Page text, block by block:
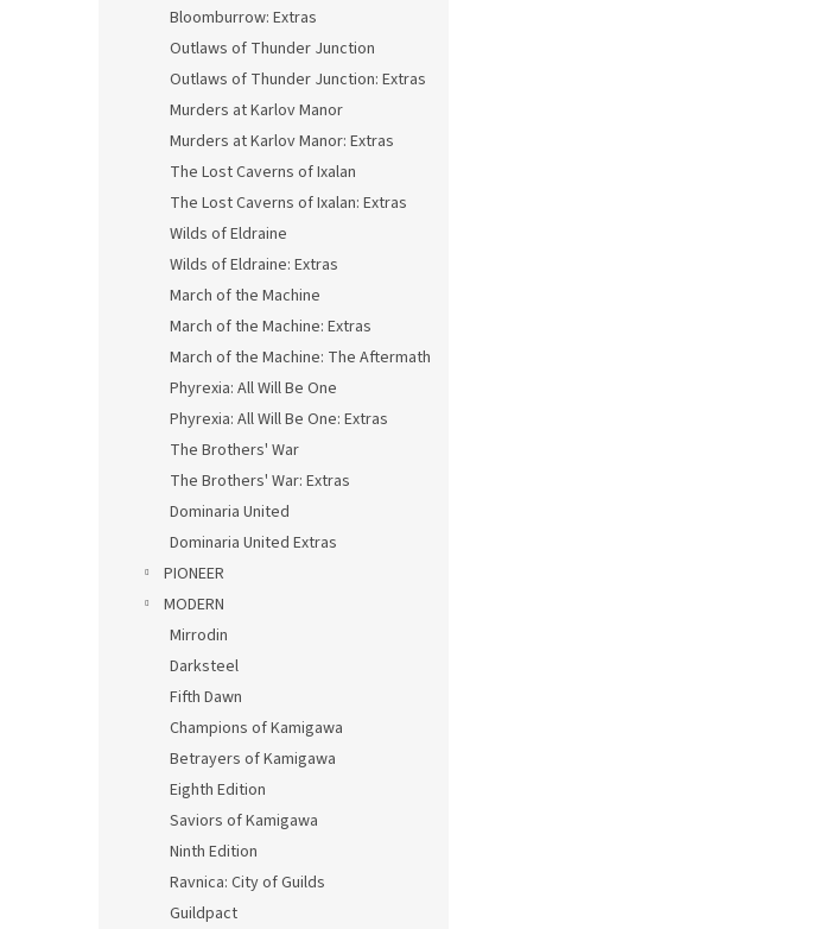
Bloomburrow: Extras
Outlaws of Thunder Junction
Outlaws of Thunder Junction: Extras
Murders at Karlov Manor
Murders at Karlov Manor: Extras
The Lost Caverns of Ixalan
The Lost Caverns of Ixalan: Extras
Wilds of Eldraine
Wilds of Eldraine: Extras
March of the Machine
March of the Machine: Extras
March of the Machine: The Aftermath
Phyrexia: All Will Be One
Phyrexia: All Will Be One: Extras
The Brothers' War
The Brothers' War: Extras
Dominaria United
Dominaria United Extras
PIONEER
MODERN
Mirrodin
Darksteel
Fifth Dawn
Champions of Kamigawa
Betrayers of Kamigawa
Eighth Edition
Saviors of Kamigawa
Ninth Edition
Ravnica: City of Guilds
Guildpact